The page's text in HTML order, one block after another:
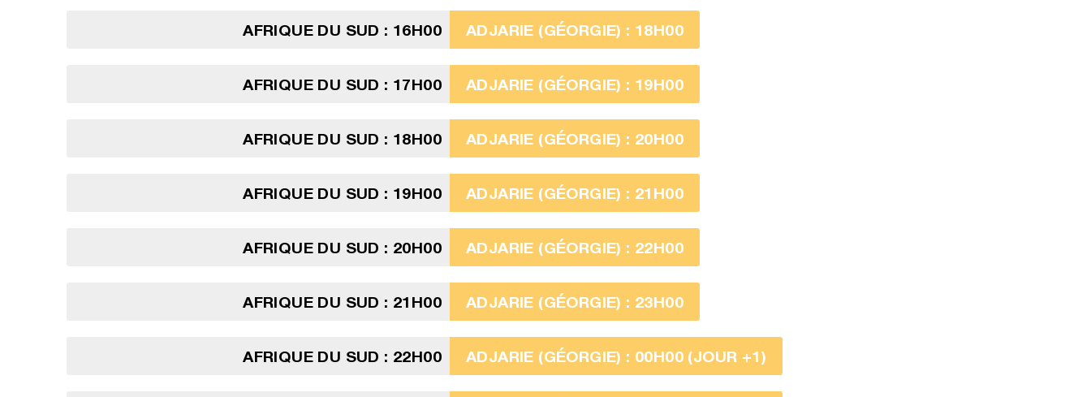
AFRIQUE DU SUD : 16H00 ADJARIE (GÉORGIE) : 18H00
AFRIQUE DU SUD : 17H00 ADJARIE (GÉORGIE) : 19H00
AFRIQUE DU SUD : 18H00 ADJARIE (GÉORGIE) : 20H00
AFRIQUE DU SUD : 19H00 ADJARIE (GÉORGIE) : 21H00
AFRIQUE DU SUD : 20H00 ADJARIE (GÉORGIE) : 22H00
AFRIQUE DU SUD : 21H00 ADJARIE (GÉORGIE) : 23H00
AFRIQUE DU SUD : 22H00 ADJARIE (GÉORGIE) : 00H00 (JOUR +1)